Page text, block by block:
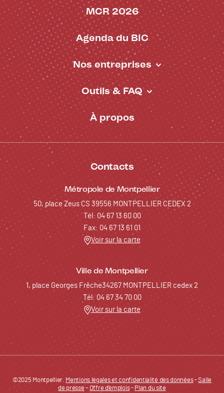
MCR 2026
Agenda du BIC
Nos entreprises
Outils & FAQ
À propos
Contacts
Métropole de Montpellier
50, place Zeus CS 39556 MONTPELLIER CEDEX 2
Tél: 04 67 13 60 00
Fax: 04 67 13 61 01
Voir sur la carte
Ville de Montpellier
1, place Georges Frêche34267 MONTPELLIER cedex 2
Tél: 04 67 34 70 00
Voir sur la carte
Pied de page - Menu bas - BIC
©2025 Montpellier.Mentions légales et confidentialité des données-Salle
de presse- Offre d'emplois- Plan du site